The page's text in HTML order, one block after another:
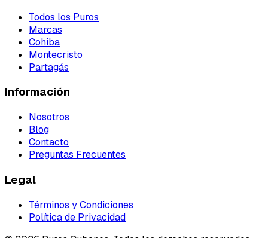
Todos los Puros
Marcas
Cohiba
Montecristo
Partagás
Información
Nosotros
Blog
Contacto
Preguntas Frecuentes
Legal
Términos y Condiciones
Política de Privacidad